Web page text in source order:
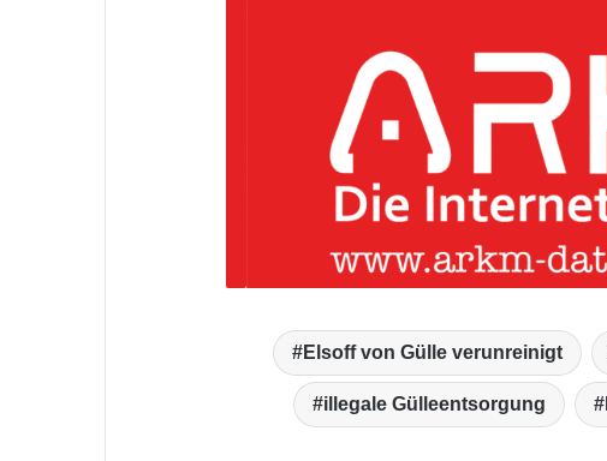
Elsoff von Gülle verunreinigt
illegale Gülleentsorgung